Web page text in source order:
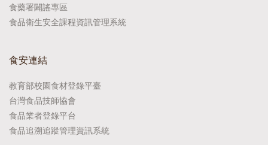
食藥署闢謠專區
食品衛生安全課程資訊管理系統
食安連結
教育部校園食材登錄平臺
台灣食品技師協會
食品業者登錄平台
食品追溯追蹤管理資訊系統